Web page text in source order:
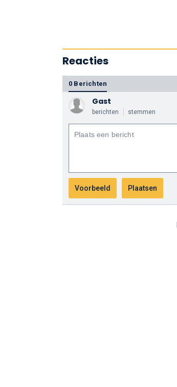
Reacties
0 Berichten
Gast
berichten stemmen